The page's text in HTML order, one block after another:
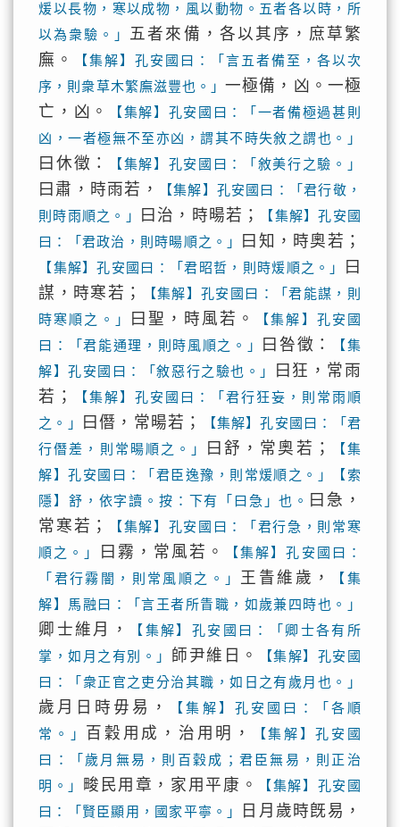
煖以長物，寒以成物，風以動物。五者各以時，所
以為衆驗。」 五者來備，各以其序，庶草繁
廡。
【集解】孔安國曰：「言五者備至，各以次
序，則衆草木繁廡滋豐也。」一極備，凶。一極
亡，凶。
【集解】孔安國曰：「一者備極過甚則
凶，一者極無不至亦凶，謂其不時失敘之謂也。」
曰休徵： 【集解】孔安國曰：「敘美行之驗。」
曰肅，時雨若，
【集解】孔安國曰：「君行敬，
則時雨順之。」
曰治，時暘若；
【集解】孔安國
曰：「君政治，則時暘順之。」
曰知，時奧若；
【集解】孔安國曰：「君昭哲，則時煖順之。」
曰
謀，時寒若；
【集解】孔安國曰：「君能謀，則
時寒順之。」
曰聖，時風若。
【集解】孔安國
曰：「君能通理，則時風順之。」
曰咎徵：
【集
解】孔安國曰：「敘惡行之驗也。」
曰狂，常雨
若；
【集解】孔安國曰：「君行狂妄，則常雨順
之。」
曰僭，常暘若；
【集解】孔安國曰：「君
行僭差，則常暘順之。」
曰舒，常奧若；
【集
解】孔安國曰：「君臣逸豫，則常煖順之。」【索
隱】舒，依字讀。按：下有「曰急」也。 曰急，
常寒若；
【集解】孔安國曰：「君行急，則常寒
順之。」
曰霧，常風若。
【集解】孔安國曰：
「君行霧闇，則常風順之。」 王眚維歲，
【集
解】馬融曰：「言王者所眚職，如歲兼四時也。」
卿士維月，
【集解】孔安國曰：「卿士各有所
掌，如月之有別。」
師尹維日。
【集解】孔安國
曰：「衆正官之吏分治其職，如日之有歲月也。」
歲月日時毋易，
【集解】孔安國曰：「各順
常。」
百穀用成，治用明，
【集解】孔安國
曰：「歲月無易，則百穀成；君臣無易，則正治
明。」 畯民用章，家用平康。
【集解】孔安國
曰：「賢臣顯用，國家平寧。」
日月歲時旣易，